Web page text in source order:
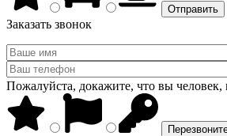
Заказать звонок
Пожалуйста, докажите, что вы человек,